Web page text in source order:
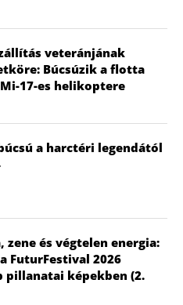
veteránjának
Búcsúzik a flotta
17-es helikoptere
a harctéri legendától
zene és végtelen energia:
FuturFestival 2026
pillanatai képekben (2.